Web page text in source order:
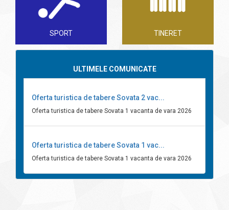
SPORT TINERET
ULTIMELE COMUNICATE
Oferta turistica de tabere Sovata 2 vac...
Oferta turistica de tabere Sovata 1 vacanta de vara 2026
Oferta turistica de tabere Sovata 1 vac...
Oferta turistica de tabere Sovata 1 vacanta de vara 2026